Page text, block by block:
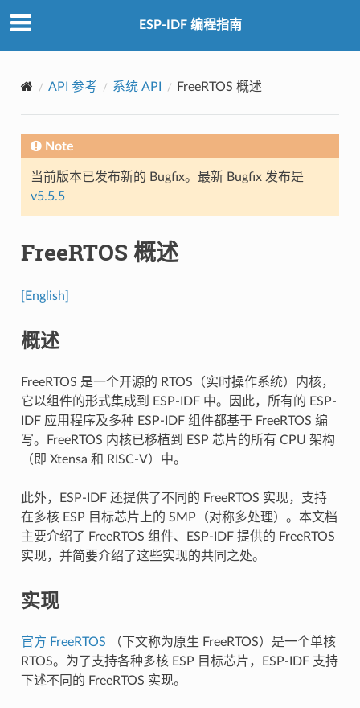
ESP-IDF 编程指南
API 参考 系统 API FreeRTOS 概述
Note
当前版本已发布新的 Bugfix。最新 Bugfix 发布是
v5.5.5
FreeRTOS 概述
[English]
概述
FreeRTOS 是一个开源的 RTOS（实时操作系统）内核，
它以组件的形式集成到 ESP-IDF 中。因此，所有的 ESP-
IDF 应用程序及多种 ESP-IDF 组件都基于 FreeRTOS 编
写。FreeRTOS 内核已移植到 ESP 芯片的所有 CPU 架构
（即 Xtensa 和 RISC-V）中。
此外，ESP-IDF 还提供了不同的 FreeRTOS 实现，支持
在多核 ESP 目标芯片上的 SMP（对称多处理）。本文档
主要介绍了 FreeRTOS 组件、ESP-IDF 提供的 FreeRTOS
实现，并简要介绍了这些实现的共同之处。
实现
官方 FreeRTOS （下文称为原生 FreeRTOS）是一个单核
RTOS。为了支持各种多核 ESP 目标芯片，ESP-IDF 支持
下述不同的 FreeRTOS 实现。